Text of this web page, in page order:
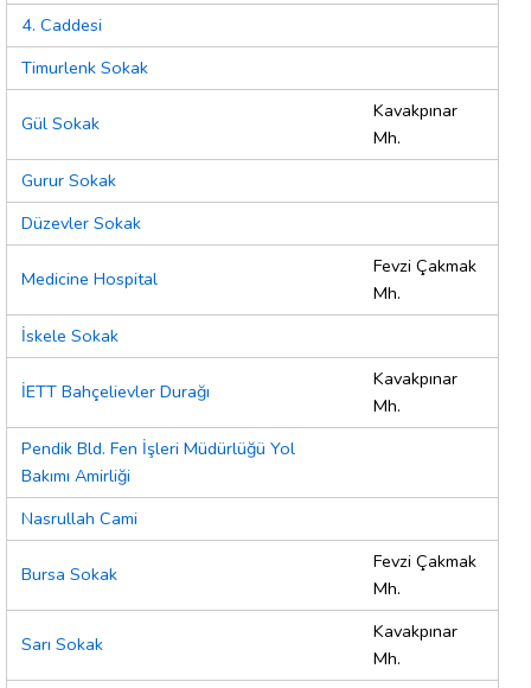
4. Caddesi
Timurlenk Sokak
Gül Sokak
Kavakpınar
Mh.
Gurur Sokak
Düzevler Sokak
Medicine Hospital
Fevzi Çakmak
Mh.
İskele Sokak
İETT Bahçelievler Durağı
Kavakpınar
Mh.
Pendik Bld. Fen İşleri Müdürlüğü Yol
Bakımı Amirliği
Nasrullah Cami
Bursa Sokak
Fevzi Çakmak
Mh.
Sarı Sokak
Kavakpınar
Mh.